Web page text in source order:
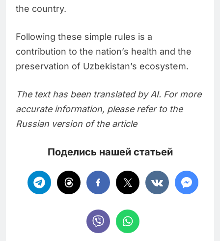
the country.
Following these simple rules is a
contribution to the nation’s health and the
preservation of Uzbekistan’s ecosystem.
The text has been translated by AI. For more
accurate information, please refer to the
Russian version of the article
Поделись нашей статьей